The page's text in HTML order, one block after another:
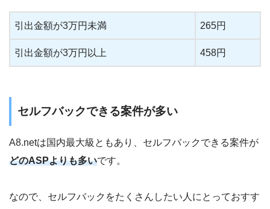
引出金額が3万円未満 265円
引出金額が3万円以上 458円
セルフバックできる案件が多い
A8.netは国内最大級ともあり、セルフバックできる案件が
どのASPよりも多いです。
なので、セルフバックをたくさんしたい人にとっておすす